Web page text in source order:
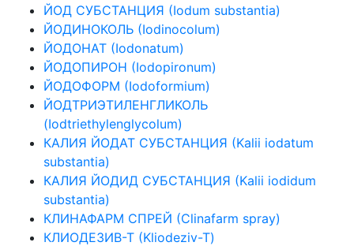
ЙОД СУБСТАНЦИЯ (Iodum substantia)
ЙОДИНОКОЛЬ (Iodinocolum)
ЙОДОНАТ (Iodonatum)
ЙОДОПИРОН (Iodopironum)
ЙОДОФОРМ (Iodoformium)
ЙОДТРИЭТИЛЕНГЛИКОЛЬ
(Iodtriethylenglycolum)
КАЛИЯ ЙОДАТ СУБСТАНЦИЯ (Kalii iodatum
substantia)
КАЛИЯ ЙОДИД СУБСТАНЦИЯ (Kalii iodidum
substantia)
КЛИНАФАРМ СПРЕЙ (Clinafarm spray)
КЛИОДЕЗИВ-Т (Kliodeziv-T)